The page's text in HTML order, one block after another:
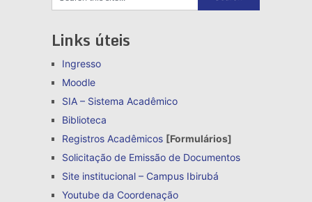
Links úteis
Ingresso
Moodle
SIA – Sistema Acadêmico
Biblioteca
Registros Acadêmicos [Formulários]
Solicitação de Emissão de Documentos
Site institucional – Campus Ibirubá
Youtube da Coordenação